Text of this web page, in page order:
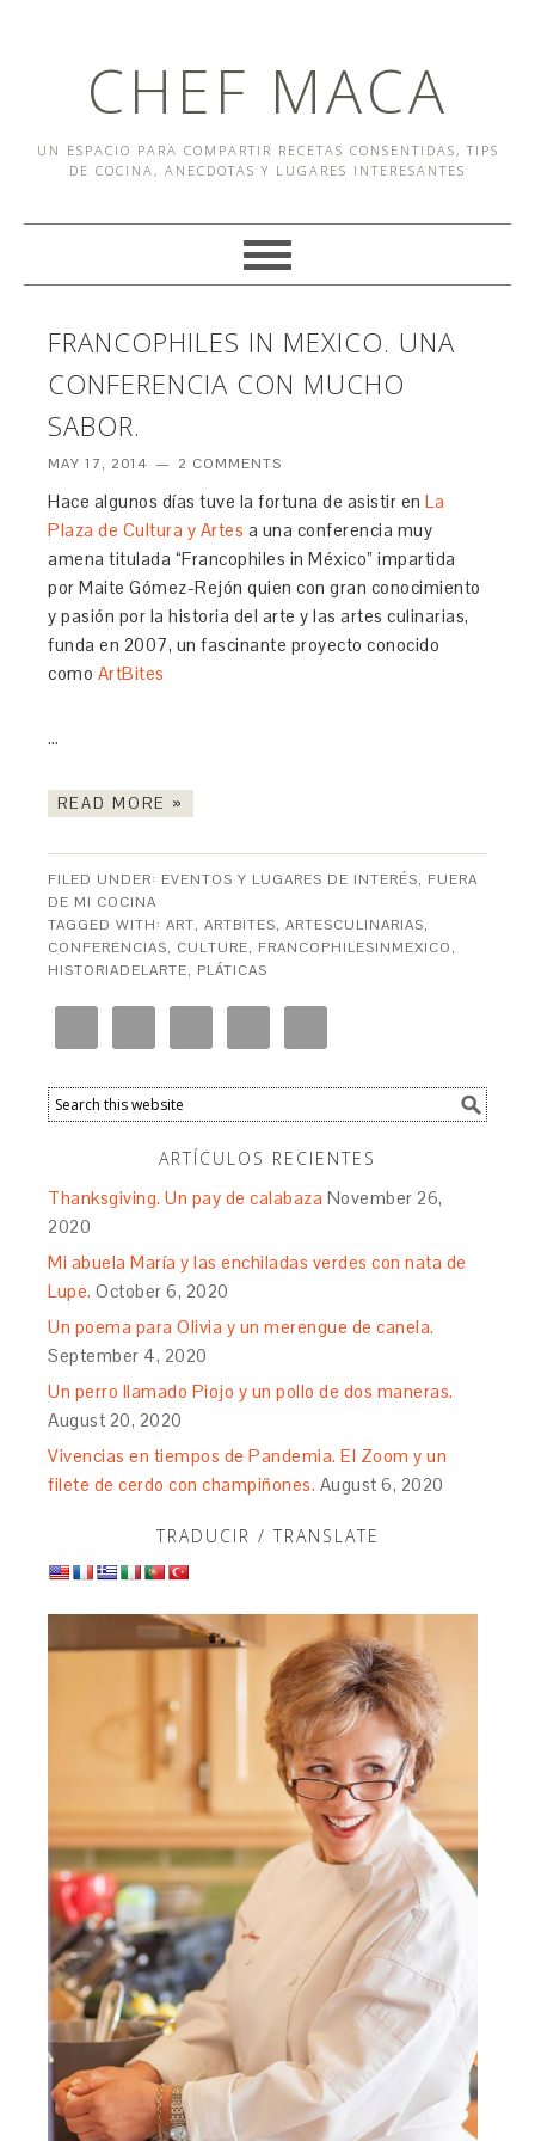
CHEF MACA
UN ESPACIO PARA COMPARTIR RECETAS CONSENTIDAS, TIPS
DE COCINA, ANECDOTAS Y LUGARES INTERESANTES
FRANCOPHILES IN MEXICO. UNA
CONFERENCIA CON MUCHO
SABOR.
MAY 17, 2014 2 COMMENTS
Hace algunos días tuve la fortuna de asistir enLa
Plaza de Cultura y Artes a una conferencia muy
amena titulada “Francophiles in México” impartida
por Maite Gómez-Rejón quien con gran conocimiento
y pasión por la historia del arte y las artes culinarias,
funda en 2007, un fascinante proyecto conocido
como ArtBites
…
READ MORE »
FILED UNDER: EVENTOS Y LUGARES DE INTERÉS, FUERA
DE MI COCINA
TAGGED WITH:ART,ARTBITES,ARTESCULINARIAS,
CONFERENCIAS, CULTURE, FRANCOPHILESINMEXICO,
HISTORIADELARTE, PLÁTICAS
ARTÍCULOS RECIENTES
Thanksgiving. Un pay de calabaza November 26,
2020
Mi abuela María y las enchiladas verdes con nata de
Lupe. October 6, 2020
Un poema para Olivia y un merengue de canela.
September 4, 2020
Un perro llamado Piojo y un pollo de dos maneras.
August 20, 2020
Vivencias en tiempos de Pandemia. El Zoom y un
filete de cerdo con champiñones. August 6, 2020
TRADUCIR / TRANSLATE